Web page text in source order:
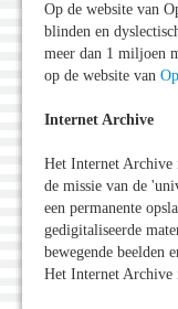
Op de website van
blinden en
meer dan 1 miljoen
op de website van
Internet Archive
Het Internet
de missie van de
een permanente
gedigitaliseerde
bewegende beelden
Het Internet Archive